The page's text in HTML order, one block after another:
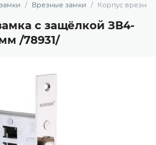
Врезные замки Корпус
с защёлкой ЗВ4-
/78931/